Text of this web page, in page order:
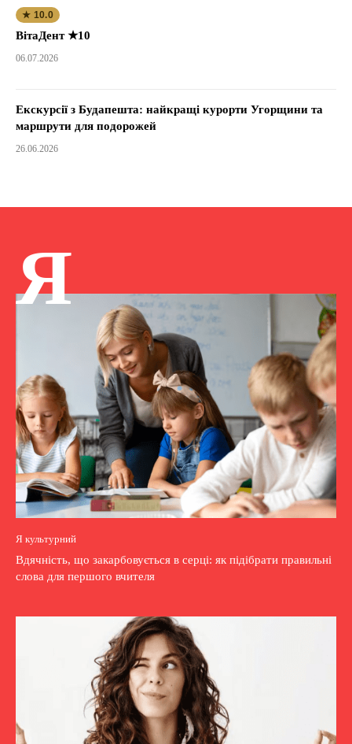
★ 10.0
ВітаДент ★10
06.07.2026
Екскурсії з Будапешта: найкращі курорти Угорщини та
маршрути для подорожей
26.06.2026
Я
Я культурний
Вдячність, що закарбовується в серці: як підібрати правильні
слова для першого вчителя